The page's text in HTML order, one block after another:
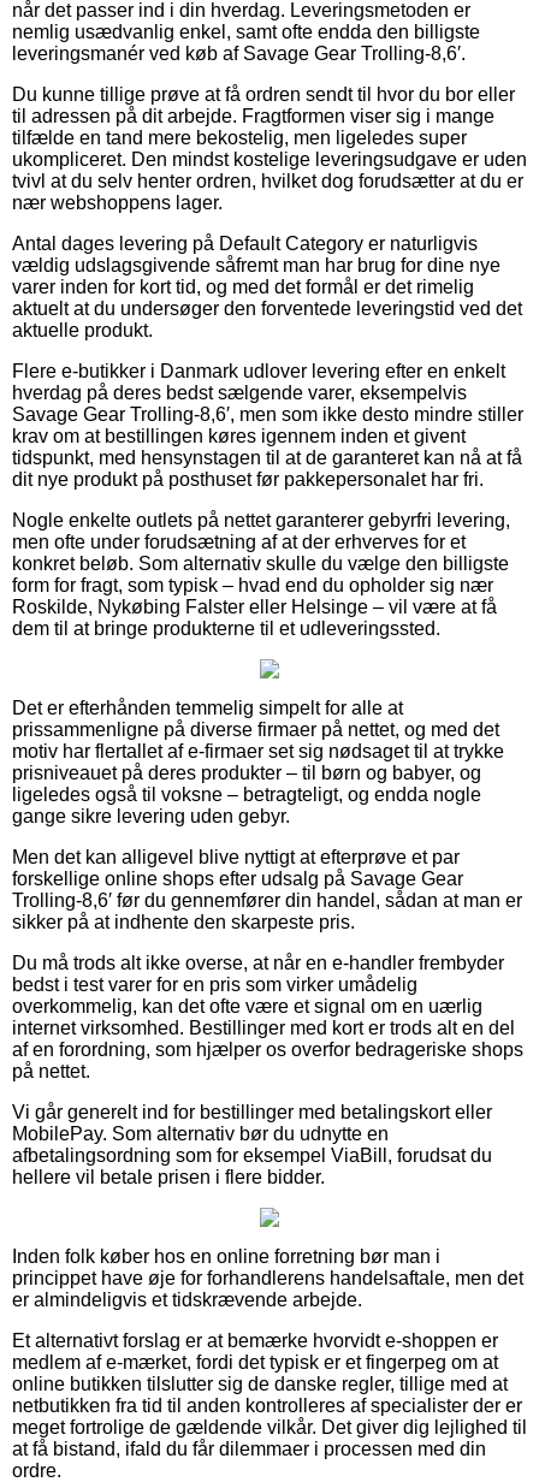
når det passer ind i din hverdag. Leveringsmetoden er
nemlig usædvanlig enkel, samt ofte endda den billigste
leveringsmanér ved køb af Savage Gear Trolling-8,6′.
Du kunne tillige prøve at få ordren sendt til hvor du bor eller
til adressen på dit arbejde. Fragtformen viser sig i mange
tilfælde en tand mere bekostelig, men ligeledes super
ukompliceret. Den mindst kostelige leveringsudgave er uden
tvivl at du selv henter ordren, hvilket dog forudsætter at du er
nær webshoppens lager.
Antal dages levering på Default Category er naturligvis
vældig udslagsgivende såfremt man har brug for dine nye
varer inden for kort tid, og med det formål er det rimelig
aktuelt at du undersøger den forventede leveringstid ved det
aktuelle produkt.
Flere e-butikker i Danmark udlover levering efter en enkelt
hverdag på deres bedst sælgende varer, eksempelvis
Savage Gear Trolling-8,6′, men som ikke desto mindre stiller
krav om at bestillingen køres igennem inden et givent
tidspunkt, med hensynstagen til at de garanteret kan nå at få
dit nye produkt på posthuset før pakkepersonalet har fri.
Nogle enkelte outlets på nettet garanterer gebyrfri levering,
men ofte under forudsætning af at der erhverves for et
konkret beløb. Som alternativ skulle du vælge den billigste
form for fragt, som typisk – hvad end du opholder sig nær
Roskilde, Nykøbing Falster eller Helsinge – vil være at få
dem til at bringe produkterne til et udleveringssted.
Det er efterhånden temmelig simpelt for alle at
prissammenligne på diverse firmaer på nettet, og med det
motiv har flertallet af e-firmaer set sig nødsaget til at trykke
prisniveauet på deres produkter – til børn og babyer, og
ligeledes også til voksne – betragteligt, og endda nogle
gange sikre levering uden gebyr.
Men det kan alligevel blive nyttigt at efterprøve et par
forskellige online shops efter udsalg på Savage Gear
Trolling-8,6′ før du gennemfører din handel, sådan at man er
sikker på at indhente den skarpeste pris.
Du må trods alt ikke overse, at når en e-handler frembyder
bedst i test varer for en pris som virker umådelig
overkommelig, kan det ofte være et signal om en uærlig
internet virksomhed. Bestillinger med kort er trods alt en del
af en forordning, som hjælper os overfor bedrageriske shops
på nettet.
Vi går generelt ind for bestillinger med betalingskort eller
MobilePay. Som alternativ bør du udnytte en
afbetalingsordning som for eksempel ViaBill, forudsat du
hellere vil betale prisen i flere bidder.
Inden folk køber hos en online forretning bør man i
princippet have øje for forhandlerens handelsaftale, men det
er almindeligvis et tidskrævende arbejde.
Et alternativt forslag er at bemærke hvorvidt e-shoppen er
medlem af e-mærket, fordi det typisk er et fingerpeg om at
online butikken tilslutter sig de danske regler, tillige med at
netbutikken fra tid til anden kontrolleres af specialister der er
meget fortrolige de gældende vilkår. Det giver dig lejlighed til
at få bistand, ifald du får dilemmaer i processen med din
ordre.